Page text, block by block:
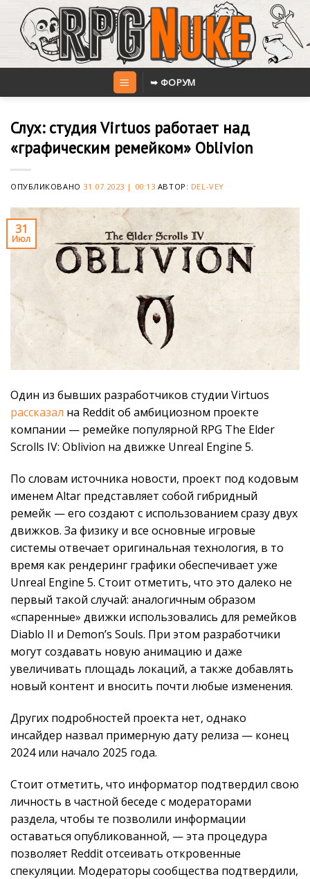
content
➥ ФОРУМ
Слух: студия Virtuos работает над
«графическим ремейком» Oblivion
ОПУБЛИКОВАНО 31.07.2023 | 00:13 АВТОР: DEL-VEY
31
Июл
Один из бывших разработчиков студии Virtuos
рассказал на Reddit об амбициозном проекте
компании — ремейке популярной RPG The Elder
Scrolls IV: Oblivion на движке Unreal Engine 5.
По словам источника новости, проект под кодовым
именем Altar представляет собой гибридный
ремейк — его создают с использованием сразу двух
движков. За физику и все основные игровые
системы отвечает оригинальная технология, в то
время как рендеринг графики обеспечивает уже
Unreal Engine 5. Стоит отметить, что это далеко не
первый такой случай: аналогичным образом
«спаренные» движки использовались для ремейков
Diablo II и Demon’s Souls. При этом разработчики
могут создавать новую анимацию и даже
увеличивать площадь локаций, а также добавлять
новый контент и вносить почти любые изменения.
Других подробностей проекта нет, однако
инсайдер назвал примерную дату релиза — конец
2024 или начало 2025 года.
Стоит отметить, что информатор подтвердил свою
личность в частной беседе с модераторами
раздела, чтобы те позволили информации
оставаться опубликованной, — эта процедура
позволяет Reddit отсеивать откровенные
спекуляции. Модераторы сообщества подтвердили,